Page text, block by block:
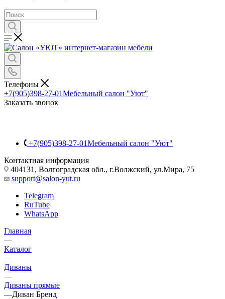
Телефоны
+7(905)398-27-01Мебельный салон "Уют"
Заказать звонок
+7(905)398-27-01Мебельный салон "Уют"
Контактная информация
404131, Волгоградская обл., г.Волжский, ул.Мира, 75
support@salon-yut.ru
Telegram
RuTube
WhatsApp
Главная
—
Каталог
—
Диваны
—
Диваны прямые
—Диван Бренд